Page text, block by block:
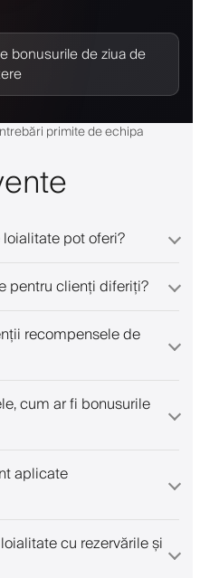
bonusurile de ziua de
primite de echipa
pot oferi?
pentru clienți diferiți?
recompensele de
cum ar fi bonusurile
aplicate
cu rezervările și